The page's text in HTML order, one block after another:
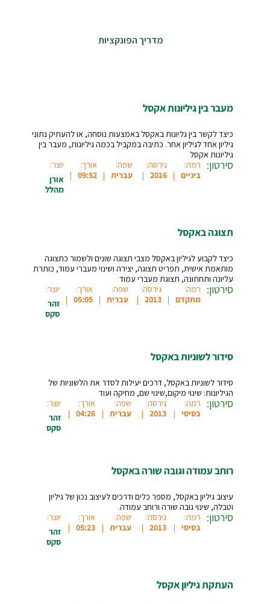
מדריך הפונקציות
מעבר בין גיליונות אקסל
כיצד לקשר בין גליונות באקסל באמצעות נוסחה, או להעתיק נתוני
גיליון אחד לגיליון אחר. כתיבה במקביל בכמה גיליונות, מעבר בין
גיליונות אקסל
סירטון:
רמה:
ביניים
גירסה:
2016
שפה:
עברית
אורך:
09:52
יוצר:
אורן
מהלל
תצוגה באקסל
כיצד לקבוע לגיליון באקסל מצבי תצוגה שונים ולשמור כתצוגה
מותאמת אישית, תפריט תצוגה, יצירה ושינוי מעברי עמוד, כותרת
עליונה ותחתונה, תצוגת מעברי עמוד
סירטון:
רמה:
מתקדם
גירסה:
2013
שפה:
עברית
אורך:
05:05
יוצר:
זהר
סקס
סידור לשוניות באקסל
סידור לשוניות באקסל, דרכים יעילות לסדר את הלשוניות של
הגיליונות: שינוי מיקום,שינוי שם, מחיקה ועוד
סירטון:
רמה:
בסיסי
גירסה:
2013
שפה:
עברית
אורך:
04:26
יוצר:
זהר
סקס
רוחב עמודה וגובה שורה באקסל
עיצוב גיליון באקסל, מספר כלים ודרכים לעיצוב נכון של גיליון
וטבלה, שינוי גובה שורה ורוחב עמודה.
סירטון:
רמה:
בסיסי
גירסה:
2013
שפה:
עברית
אורך:
05:23
יוצר:
זהר
סקס
העתקת גיליון אקסל